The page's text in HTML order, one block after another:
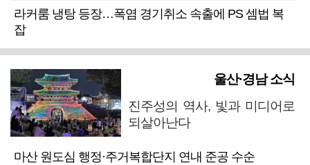
라커룸 냉탕 등장…폭염 경기취소 속출에 PS 셈법 복
잡
울산·경남 소식
진주성의 역사, 빛과 미디어로
되살아난다
마산 원도심 행정·주거복합단지 연내 준공 수순